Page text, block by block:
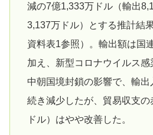
減の7億1,333万ドル（輸出
3,137万ドル）とする推計結
資料表1参照）。輸出額は国
加え、新型コロナウイルス
中朝国境封鎖の影響で、輸出
続き減少したが、貿易収支
ドル）はやや改善した。